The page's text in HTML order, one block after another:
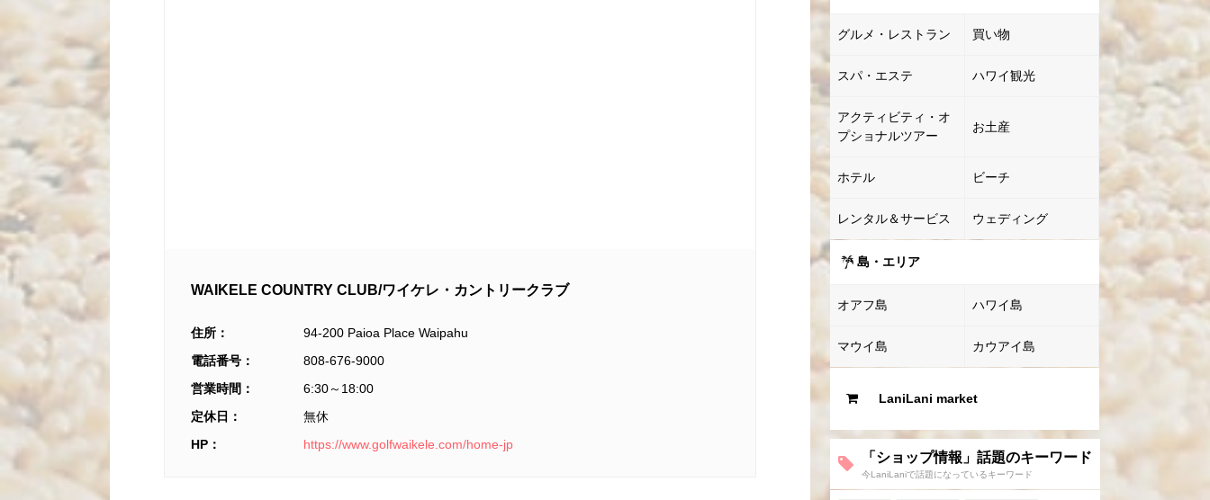
WAIKELE COUNTRY CLUB/ワイケレ・カントリークラブ
住所：
94-200 Paioa Place Waipahu
電話番号：
808-676-9000
営業時間：
6:30～ 18:00
定休日：
無休
HP：
https://www.golfwaikele.com/home-jp
グルメ・レストラン 買い物
スパ・エステ ハワイ観光
アクティビティ・オ
プショナルツアー
お土産
ホテル ビーチ
レンタル＆サービス ウェディング
島・エリア
オアフ島 ハワイ島
マウイ島 カウアイ島
LaniLani market
「ショップ情報」話題のキーワード
今LaniLaniで話題になっているキーワード